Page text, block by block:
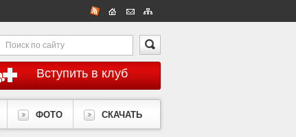
Вступить в клуб
ФОТО СКАЧАТЬ